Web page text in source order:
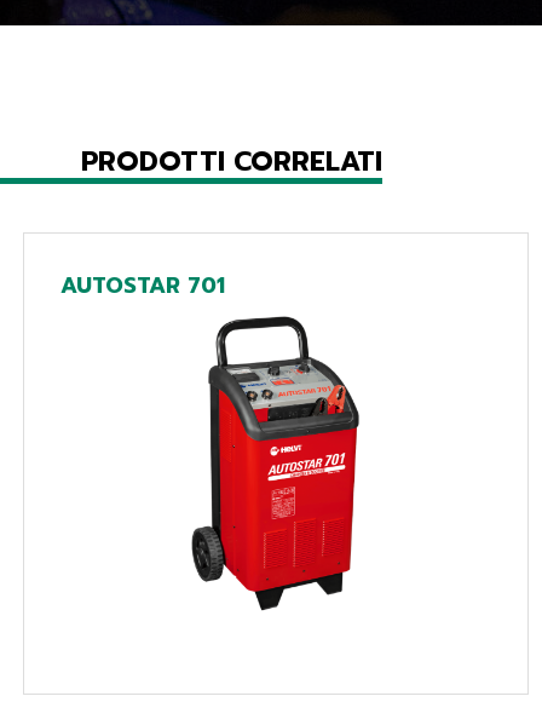
PRODOTTI CORRELATI
AUTOSTAR 701